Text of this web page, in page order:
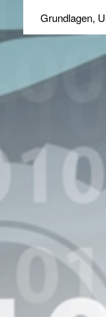
Grundlagen,